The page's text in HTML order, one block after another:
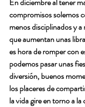
compromisos solemos
menos disciplinados y
que aumentan unas
es hora de romper con
podemos pasar unas
diversión, buenos
los placeres de
la vida gire en torno a